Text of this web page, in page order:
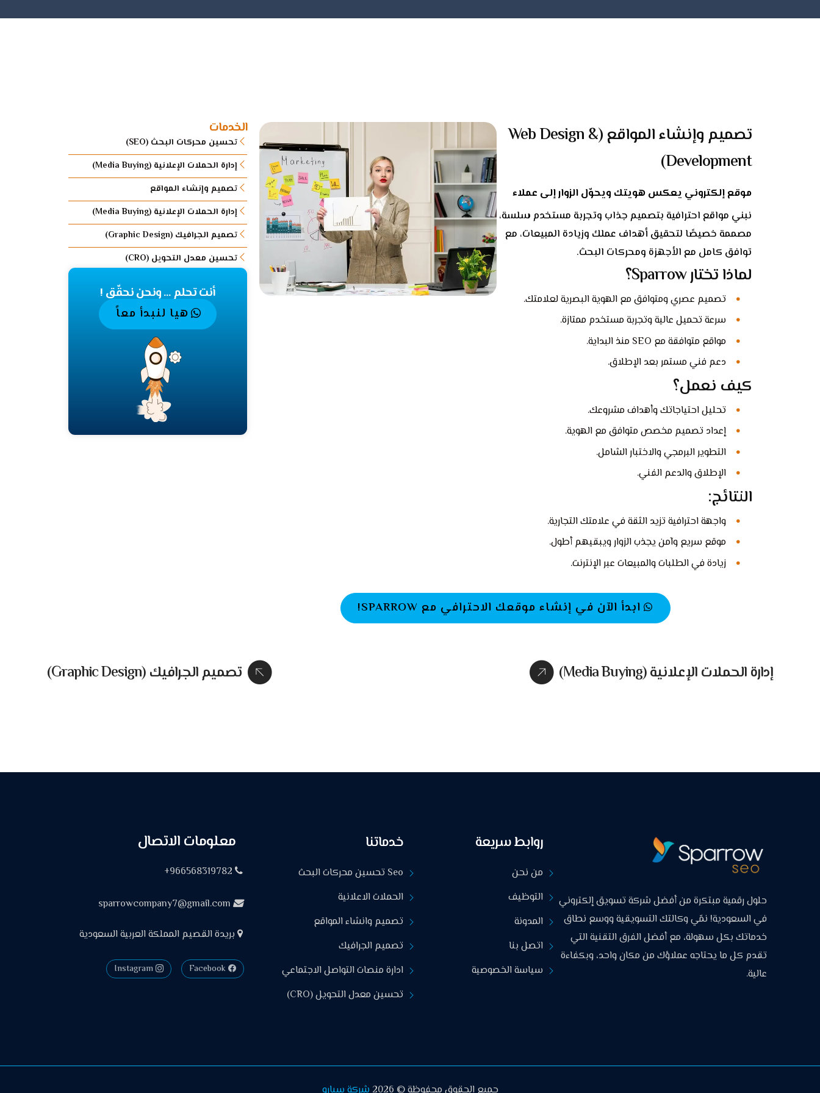
تصميم وإنشاء المواقع (Web Design &
Development)
موقع إلكتروني يعكس هويتك ويحوّل الزوار إلى عملاء
نبني مواقع احترافية بتصميم جذاب وتجربة مستخدم سلسة،
مصممة خصيصًا لتحقيق أهداف عملك وزيادة المبيعات، مع
توافق كامل مع الأجهزة ومحركات البحث.
لماذا تختار Sparrow؟
تصميم عصري ومتوافق مع الهوية البصرية لعلامتك.
سرعة تحميل عالية وتجربة مستخدم ممتازة.
مواقع متوافقة مع SEO منذ البداية.
دعم فني مستمر بعد الإطلاق.
كيف نعمل؟
تحليل احتياجاتك وأهداف مشروعك.
إعداد تصميم مخصص متوافق مع الهوية.
التطوير البرمجي والاختبار الشامل.
الإطلاق والدعم الفني.
النتائج:
واجهة احترافية تزيد الثقة في علامتك التجارية.
موقع سريع وآمن يجذب الزوار ويبقيهم أطول.
زيادة في الطلبات والمبيعات عبر الإنترنت.
ابدأ الآن في إنشاء موقعك الاحترافي مع SPARROW!
الخدمات
تحسين محركات البحث (SEO)
إدارة الحملات الإعلانية (Media Buying)
تصميم وإنشاء المواقع
إدارة الحملات الإعلانية (Media Buying)
تصميم الجرافيك (Graphic Design)
تحسين معدل التحويل (CRO)
أنت تحلم ... ونحن نحقّق !
هيا لنبدأ معاً
تصميم الجرافيك (Graphic Design) إدارة الحملات الإعلانية (Media Buying)
حلول رقمية مبتكرة من أفضل شركة تسويق إلكتروني
في السعودية! نمّي وكالتك التسويقية ووسع نطاق
خدماتك بكل سهولة، مع أفضل الفرق التقنية التي
تقدم كل ما يحتاجه عملاؤك من مكان واحد، وبكفاءة
عالية.
روابط سريعة
من نحن
التوظيف
المدونة
اتصل بنا
سياسة الخصوصية
خدماتنا
Seo تحسين محركات البحث
الحملات الاعلانية
تصميم وانشاء المواقع
تصميم الجرافيك
ادارة منصات التواصل الاجتماعي
تحسين معدل التحويل (CRO)
معلومات الاتصال
sparrowcompany7@gmail.com
بريدة القصيم المملكة العربية السعودية
Facebook
Instagram